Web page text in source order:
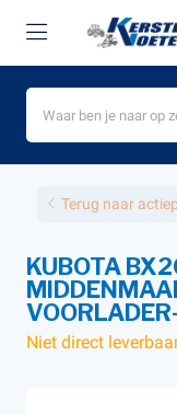
Terug naar
KUBOTA
Niet direct